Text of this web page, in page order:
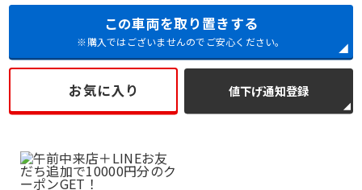
この車両を取り置きする
※購入ではございませんのでご安心ください。
お気に入り 値下げ通知登録